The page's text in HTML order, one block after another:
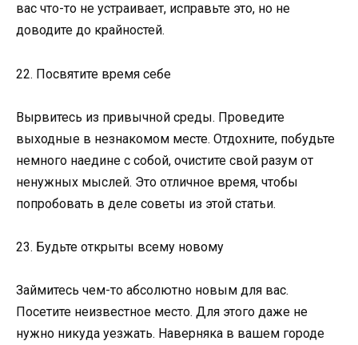
вас что-то не устраивает, исправьте это, но не
доводите до крайностей.
22. Посвятите время себе
Вырвитесь из привычной среды. Проведите
выходные в незнакомом месте. Отдохните, побудьте
немного наедине с собой, очистите свой разум от
ненужных мыслей. Это отличное время, чтобы
попробовать в деле советы из этой статьи.
23. Будьте открыты всему новому
Займитесь чем-то абсолютно новым для вас.
Посетите неизвестное место. Для этого даже не
нужно никуда уезжать. Наверняка в вашем городе